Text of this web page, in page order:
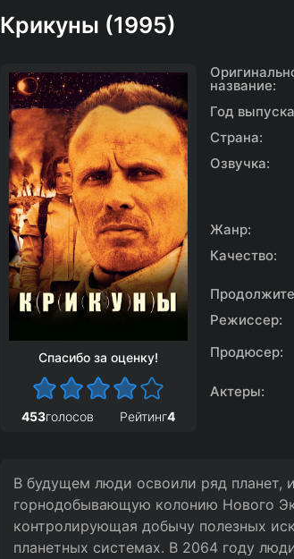
Крикуны (1995)
Спасибо за оценку!
453голосов Рейтинг4
название:
Год
Страна:
Озвучка:
Жанр:
Качество:
Режиссер:
Продюсер:
Актеры:
В будущем люди освоили ряд планет,
горнодобывающую колонию Нового
контролирующая добычу полезных
планетных системах. В 2064 году